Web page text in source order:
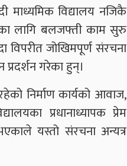
माध्यमिक विद्यालय नजिकै
लागि बलजफ्ती काम सुरु
विपरीत जोखिमपूर्ण संरचना
गरेका हुन्।
निर्माण कार्यको आवाज,
प्रधानाध्यापक प्रेम
यस्तो संरचना अन्यत्र